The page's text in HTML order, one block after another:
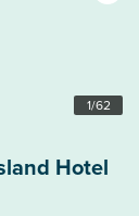
1/62
Hotel